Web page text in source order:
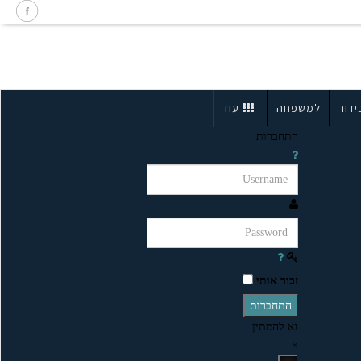
למשפחה עוד
התחברות
זכור אותי
התחברות
נא להמתין...
×